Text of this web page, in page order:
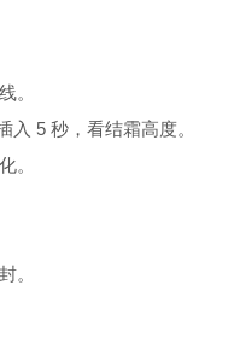
。
入 5 秒，看结霜高度。
。
。